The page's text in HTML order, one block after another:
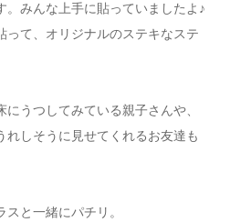
。みんな上手に貼っていましたよ♪
って、オリジナルのステキなステ
うつしてみている親子さんや、
れしそうに見せてくれるお友達も
と一緒にパチリ。